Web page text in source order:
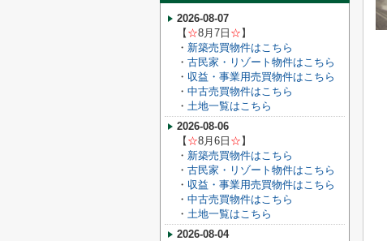
2026-08-07
【 ☆8月7 日 ☆ 】
・ 新築売買物件はこちら
・ 古民家・リゾート物件はこちら
・ 収益・事業用売買物件はこちら
・ 中古売買物件はこちら
・ 土地一覧はこちら
2026-08-06
【 ☆8月6 日 ☆ 】
・ 新築売買物件はこちら
・ 古民家・リゾート物件はこちら
・ 収益・事業用売買物件はこちら
・ 中古売買物件はこちら
・ 土地一覧はこちら
2026-08-04